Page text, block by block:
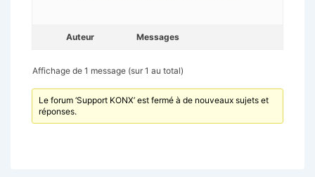
Auteur Messages
Affichage de 1 message (sur 1 au total)
Le forum ‘Support KONX’ est fermé à de nouveaux sujets et
réponses.